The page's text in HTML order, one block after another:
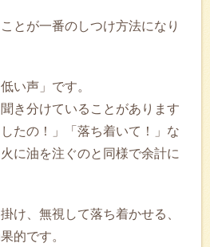
とが一番のしつけ方法になり
い声」です。
き分けていることがあります
たの！」「落ち着いて！」な
に油を注ぐのと同様で余計に
け、無視して落ち着かせる、
的です。